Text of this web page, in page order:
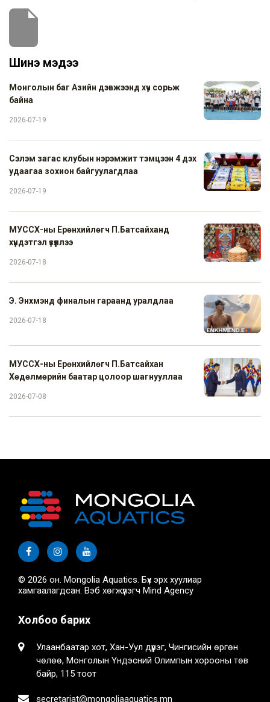
Шинэ мэдээ
Монголын баг Азийн дэвжээнд хүч сорьж
байна
2026-07-19
Сэлэм загас клубын нэрэмжит тэмцээн 4 дэх
удаагаа зохион байгуулагдлаа
2026-07-19
МУССХ-ны Ерөнхийлөгч П.Батсайханд
хүндэтгэл үзүүллээ
2026-07-18
Э. Энхмэнд финалын гараанд уралдлаа
2026-07-18
МУССХ-ны Ерөнхийлөгч П.Батсайхан
Хөдөлмөрийн баатар цолоор шагнууллаа
2026-07-08
© 2026 он. Mongolia Aquatics. Бүх эрх хуулиар
хамгаалагдсан. Вэб хөгжүүлэгч Mind Agency
Холбоо барих
Улаанбаатар хот, Хан-Уул дүүрэг, Чингисийн өргөн
чөлөө, Монголын Үндэсний Олимпын хорооны төв
байр, 115 тоот
secretariat@mongoliaaquatics.mn